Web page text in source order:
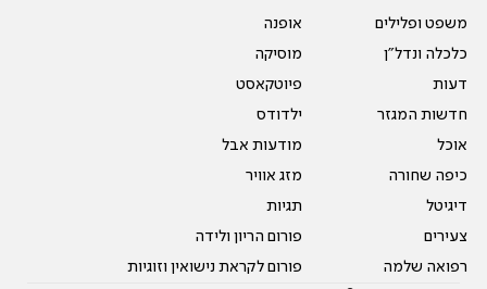
משפט ופלילים
כלכלה ונדל"ן
דעות
חדשות המגזר
אוכל
כיפה שחורה
דיגיטל
צעירים
רפואה שלמה
אופנה
מוסיקה
פיוטקאסט
ילדודס
מודעות אבל
מזג אוויר
תגיות
פורום הריון ולידה
פורום לקראת נישואין וזוגיות